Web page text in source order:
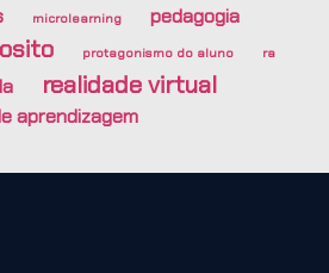
microlearning pedagogia
protagonismo do aluno ra
realidade virtual
aprendizagem